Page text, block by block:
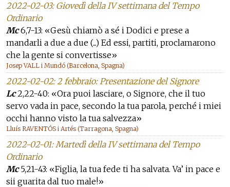
2022-02-03: Giovedì della IV settimana del Tempo
Ordinario
Mc6,7-13: «Gesù chiamò a sé i Dodici e prese a
mandarli a due a due (...) Ed essi, partiti, proclamarono
che la gente si convertisse»
Josep VALL i Mundó (Barcelona, Spagna)
2022-02-02: 2 febbraio: Presentazione del Signore
Lc2,22-40: «Ora puoi lasciare, o Signore, che il tuo
servo vada in pace, secondo la tua parola, perché i miei
occhi hanno visto la tua salvezza»
Lluís RAVENTÓS i Artés (Tarragona, Spagna)
2022-02-01: Martedì della IV settimana del Tempo
Ordinario
Mc5,21-43: «Figlia, la tua fede ti ha salvata. Va’ in pace e
sii guarita dal tuo male!»